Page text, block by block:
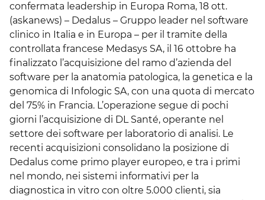
confermata leadership in Europa Roma, 18 ott.
(askanews) – Dedalus – Gruppo leader nel software
clinico in Italia e in Europa – per il tramite della
controllata francese Medasys SA, il 16 ottobre ha
finalizzato l’acquisizione del ramo d’azienda del
software per la anatomia patologica, la genetica e la
genomica di Infologic SA, con una quota di mercato
del 75% in Francia. L’operazione segue di pochi
giorni l’acquisizione di DL Santé, operante nel
settore dei software per laboratorio di analisi. Le
recenti acquisizioni consolidano la posizione di
Dedalus come primo player europeo, e tra i primi
nel mondo, nei sistemi informativi per la
diagnostica in vitro con oltre 5.000 clienti, sia